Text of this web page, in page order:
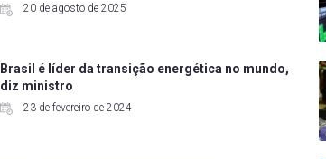
20 de agosto de 2025
Brasil é líder da transição energética no mundo,
diz ministro
23 de fevereiro de 2024